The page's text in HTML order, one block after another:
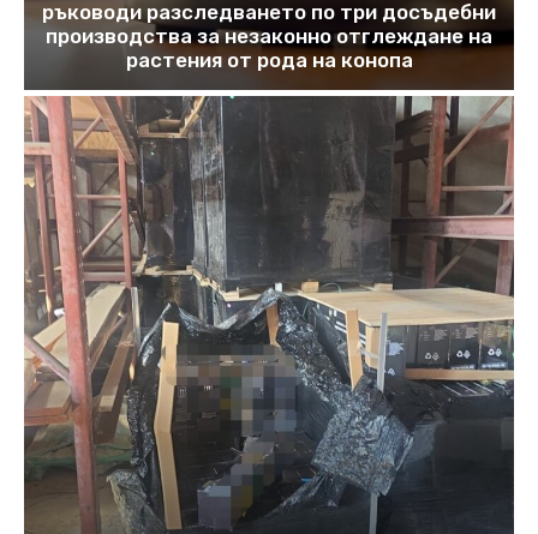
ръководи разследването по три досъдебни
производства за незаконно отглеждане на
растения от рода на конопа